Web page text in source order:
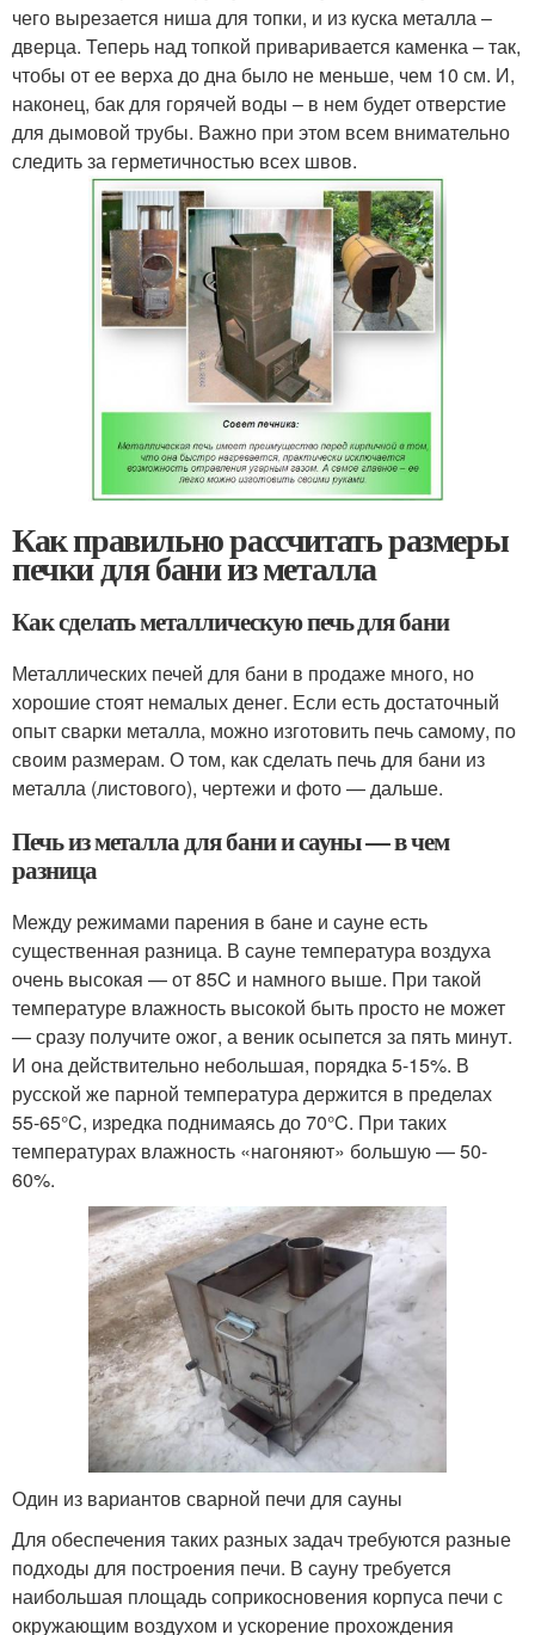
чего вырезается ниша для топки, и из куска металла –
дверца. Теперь над топкой приваривается каменка – так,
чтобы от ее верха до дна было не меньше, чем 10 см. И,
наконец, бак для горячей воды – в нем будет отверстие
для дымовой трубы. Важно при этом всем внимательно
следить за герметичностью всех швов.
Как правильно рассчитать размеры
печки для бани из металла
Как сделать металлическую печь для бани
Металлических печей для бани в продаже много, но
хорошие стоят немалых денег. Если есть достаточный
опыт сварки металла, можно изготовить печь самому, по
своим размерам. О том, как сделать печь для бани из
металла (листового), чертежи и фото — дальше.
Печь из металла для бани и сауны — в чем
разница
Между режимами парения в бане и сауне есть
существенная разница. В сауне температура воздуха
очень высокая — от 85C и намного выше. При такой
температуре влажность высокой быть просто не может
— сразу получите ожог, а веник осыпется за пять минут.
И она действительно небольшая, порядка 5-15%. В
русской же парной температура держится в пределах
55-65°C, изредка поднимаясь до 70°C. При таких
температурах влажность «нагоняют» большую — 50-
60%.
Один из вариантов сварной печи для сауны
Для обеспечения таких разных задач требуются разные
подходы для построения печи. В сауну требуется
наибольшая площадь соприкосновения корпуса печи с
окружающим воздухом и ускорение прохождения